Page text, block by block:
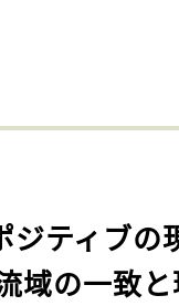
ジティブの
域の一致